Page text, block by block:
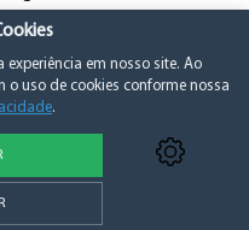
Consentimento
em nosso site. Ao
uso de cookies conforme nossa
.